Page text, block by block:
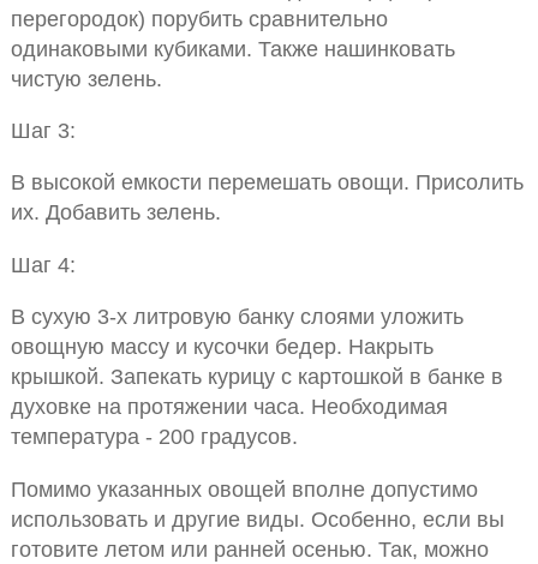
перегородок) порубить сравнительно
одинаковыми кубиками. Также нашинковать
чистую зелень.
Шаг 3:
В высокой емкости перемешать овощи. Присолить
их. Добавить зелень.
Шаг 4:
В сухую 3-х литровую банку слоями уложить
овощную массу и кусочки бедер. Накрыть
крышкой. Запекать курицу с картошкой в банке в
духовке на протяжении часа. Необходимая
температура - 200 градусов.
Помимо указанных овощей вполне допустимо
использовать и другие виды. Особенно, если вы
готовите летом или ранней осенью. Так, можно